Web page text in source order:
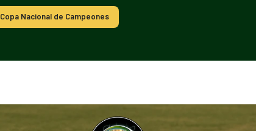
Copa Nacional de Campeones